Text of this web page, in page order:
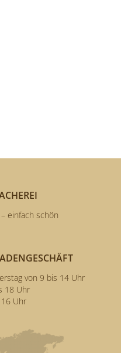
einfach schön
von 9 bis 14 Uhr
18 Uhr
Uhr